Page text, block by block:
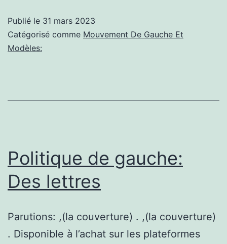
guerre :
Publié le 31 mars 2023
Catégorisé comme Mouvement De Gauche Et
Modèles:
Politique de gauche:
Des lettres
Parutions: ,(la couverture) . ,(la couverture)
. Disponible à l’achat sur les plateformes